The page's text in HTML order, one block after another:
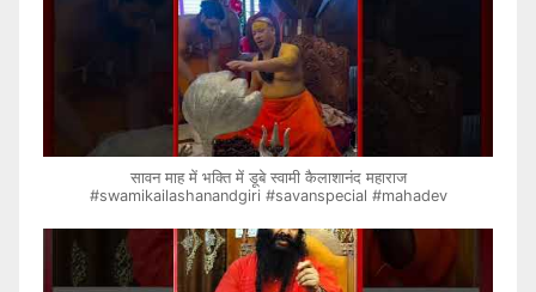
सावन माह में भक्ति में डूबे स्वामी कैलाशानंद महाराज
#swamikailashanandgiri #savanspecial #mahadev